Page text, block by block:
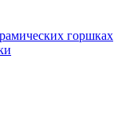
горшках